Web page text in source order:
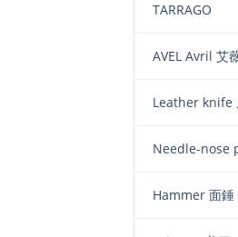
TARRAGO
AVEL Avril 艾
Leather knife
Needle-nose
Hammer 面錘